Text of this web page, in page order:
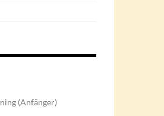
(Anfänger)